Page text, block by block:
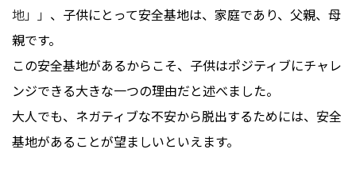
地」」 、子供にとって安全基地は、家庭であり、父親、母
親です。
この安全基地があるからこそ、子供はポジティブにチャレ
ンジできる大きな一つの理由だと述べました。
大人でも、ネガティブな不安から脱出するためには、安全
基地があることが望ましいといえます。